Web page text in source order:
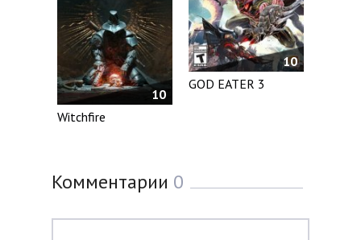
10
Witchfire
10
GOD EATER 3
Комментарии 0